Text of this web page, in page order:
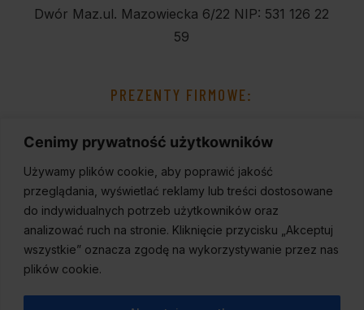
Cenimy prywatność użytkowników
Używamy plików cookie, aby poprawić jakość
przeglądania, wyświetlać reklamy lub treści dostosowane
do indywidualnych potrzeb użytkowników oraz
analizować ruch na stronie. Kliknięcie przycisku „Akceptuj
wszystkie” oznacza zgodę na wykorzystywanie przez nas
plików cookie.
Dwór Maz.ul. Mazowiecka 6/22 NIP: 531 126 22
59
PREZENTY FIRMOWE: